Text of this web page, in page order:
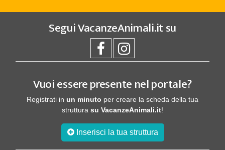
SeguiVacanzeAnimali.itsu
Vuoi essere presente nel portale?
Registrati in un minuto per creare la scheda della tua
struttura su VacanzeAnimali.it!
Inserisci la tua struttura